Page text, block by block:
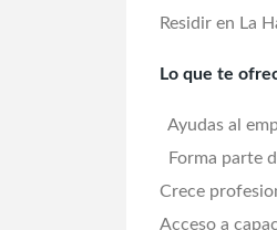
Residir en La
Lo que te
Ayudas al
Forma parte
Crece
Acceso a